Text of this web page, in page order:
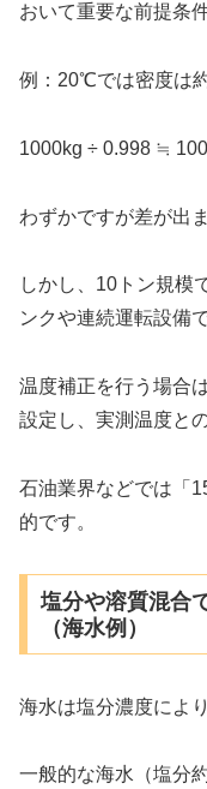
おいて重要な前提条
例：20℃では密度は
1000kg ÷ 0.998 ≒
わずかですが差が出ま
しかし、10トン規模
ンクや連続運転設備
温度補正を行う場合
設定し、実測温度と
石油業界などでは「
的です。
塩分や溶質混合
（海水例）
海水は塩分濃度によ
一般的な海水（塩分